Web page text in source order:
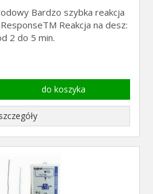
Bardzo szybka reakcja
Reakcja na desz:
2 do 5 min.
do koszyka
szczegóły